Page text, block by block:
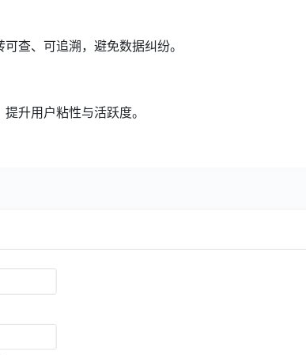
查、可追溯，避免数据纠纷。
升用户粘性与活跃度。